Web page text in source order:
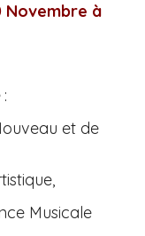
Novembre à
:
et de
Musicale